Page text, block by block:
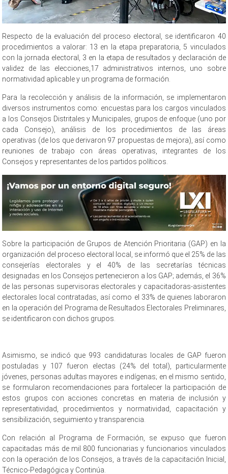
Respecto de la evaluación del proceso electoral, se identificaron 40
procedimientos a valorar: 13 en la etapa preparatoria, 5 vinculados
con la jornada electoral, 3 en la etapa de resultados y declaración de
validez de las elecciones,17 administrativos internos, uno sobre
normatividad aplicable y un programa de formación.
Para la recolección y análisis de la información, se implementaron
diversos instrumentos como: encuestas para los cargos vinculados
a los Consejos Distritales y Municipales, grupos de enfoque (uno por
cada Consejo), análisis de los procedimientos de las áreas
operativas (de los que derivaron 97 propuestas de mejora), así como
reuniones de trabajo con áreas operativas, integrantes de los
Consejos y representantes de los partidos políticos.
Sobre la participación de Grupos de Atención Prioritaria (GAP) en la
organización del proceso electoral local, se informó que el 25% de las
consejerías electorales y el 40% de las secretarías técnicas
designadas en los Consejos pertenecieron a los GAP; además, el 36%
de las personas supervisoras electorales y capacitadoras-asistentes
electorales local contratadas, así como el 33% de quienes laboraron
en la operación del Programa de Resultados Electorales Preliminares,
se identificaron con dichos grupos.
Asimismo, se indicó que 993 candidaturas locales de GAP fueron
postuladas y 107 fueron electas (24% del total), particularmente
jóvenes, personas adultas mayores e indígenas; en el mismo sentido,
se formularon recomendaciones para fortalecer la participación de
estos grupos con acciones concretas en materia de inclusión y
representatividad, procedimientos y normatividad, capacitación y
sensibilización, seguimiento y transparencia.
Con relación al Programa de Formación, se expuso que fueron
capacitadas más de mil 800 funcionarias y funcionarios vinculados
con la operación de los Consejos, a través de la capacitación Inicial,
Técnico-Pedagógica y Continúa.